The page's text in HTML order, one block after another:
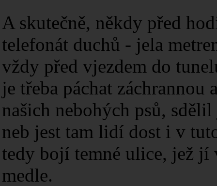
A skutečně, někdy před
telefonát duchů - jela
vždy před vjezdem do
je třeba páchat
našich nebohých psů,
neb jest tam lidí dost i v
tedy bojí temné ulice, jež jí
medle.